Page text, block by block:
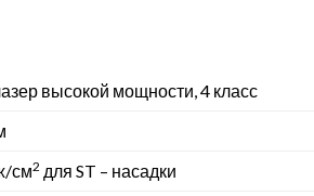
высокой мощности, 4 класс
см2 для ST – насадки